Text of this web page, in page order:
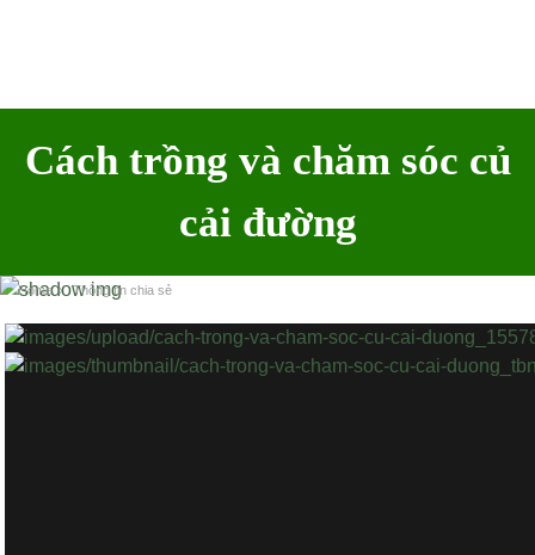
Cách trồng và chăm sóc củ
cải đường
Home › Thông tin chia sẻ